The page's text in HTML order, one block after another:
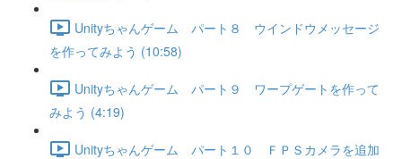
Unityちゃんゲーム パート８ ウインドウメッセージ
を作ってみよう (10:58)
Unityちゃんゲーム パート９ ワープゲートを作って
みよう (4:19)
Unityちゃんゲーム パート１０ ＦＰＳカメラを追加